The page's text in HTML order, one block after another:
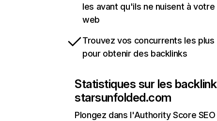
les avant qu'ils ne nuisent à
web
Trouvez vos concurrents les
pour obtenir des backlinks
Statistiques sur les
starsunfolded.com
Plongez dans l'Authority Score